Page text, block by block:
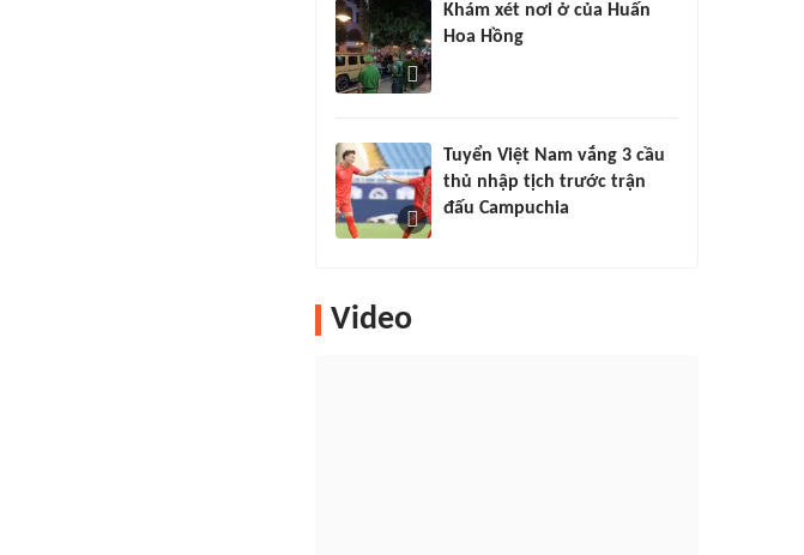
Khám xét nơi ở của Huấn
Hoa Hồng
Tuyển Việt Nam vắng 3 cầu
thủ nhập tịch trước trận
đấu Campuchia
Video